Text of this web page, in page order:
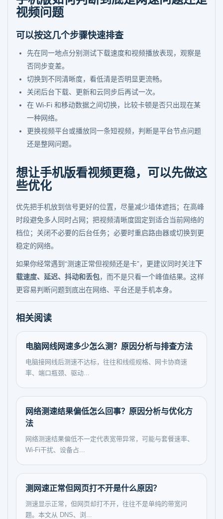
视频问题
可以按这几个步骤快速排查
先在同一地点分别测试下载速度和视频播放表现，观察是
否同步变差。
切换到不同清晰度，看低清是否明显更流畅。
关闭后台下载、更新和云同步后再试一次。
在 Wi-Fi 和移动数据之间切换，比较卡顿是否只出现在某
一种网络。
更换视频平台或播放同一条短视频，判断是平台节点问题
还是整网问题。
想让手机版看视频更稳，可以先做这
些优化
优先把手机放到信号更好的位置，尽量减少墙体遮挡；在高峰
时段避免多人同时占网；把视频清晰度固定到适合当前网络的
档位；关闭不必要的后台任务；必要时重启路由器或切换到更
稳定的网络。
如果你经常遇到“测速正常但视频还是卡”，更建议同时关注下
载速度、延迟、抖动和丢包，而不是只看一个峰值结果。这样
更容易判断问题到底出在网络、平台还是手机本身。
相关阅读
电脑网线网速多少怎么测？原因分析与排查方法
电脑接网线后测速不达标，往往和线缆规格、网卡协商速
率、端口瓶颈、驱动...
网络测速结果偏低怎么回事？原因分析与优化方
法
网络测速结果偏低不一定代表宽带异常，可能与套餐速率、
Wi-Fi干扰、设备占...
测网速正常但网页打不开是什么原因？
测速显示正常，但网页却打不开，往往不是单纯的带宽问
题。本文从 DNS、浏...